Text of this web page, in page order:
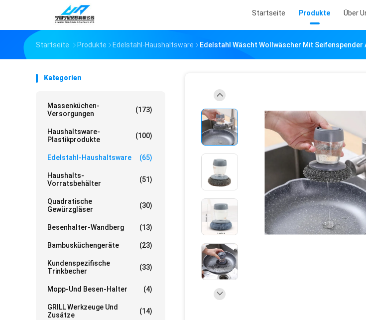
Startseite Produkte Über
Startseite Produkte Edelstahl-Haushaltsware Edelstahl Wäscht Wollwäscher Mit Seifenspender
Kategorien
Massenküchen-
Versorgungen
(173)
Haushaltsware-
Plastikprodukte
(100)
Edelstahl-Haushaltsware (65)
Haushalts-
Vorratsbehälter
(51)
Quadratische
Gewürzgläser
(30)
Besenhalter-Wandberg (13)
Bambusküchengeräte (23)
Kundenspezifische
Trinkbecher
(33)
Mopp-Und Besen-Halter (4)
GRILL Werkzeuge Und
Zusätze
(14)